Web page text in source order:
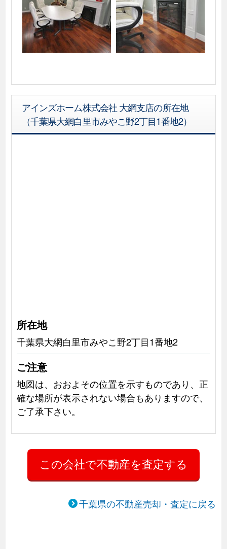
アインズホーム株式会社 大網支店の所在地
（千葉県大網白里市みやこ野2丁目1番地2）
所在地
千葉県大網白里市みやこ野2丁目1番地2
ご注意
地図は、おおよその位置を示すものであり、正
確な場所が表示されない場合もありますので、
ご了承下さい。
千葉県の不動産売却・査定に戻る